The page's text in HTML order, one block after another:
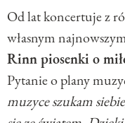
Od lat koncertuje z
własnym
Rinn piosenki o
Pytanie o plany
muzyce szukam